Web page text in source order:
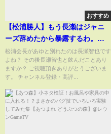
おすすめ
【松浦勝人】もう長瀬はジャニ
ーズ辞めたから暴露するわ。あ
ゆと別れた原因は長瀬智也？
【浜崎あゆみ TOKIO ayu avex
会長 松浦会長 切り抜き】
松浦会長があゆと別れたのは長瀬智也です
よね？ その後長瀬智也と飲んだことあり
ますか？ ご視聴頂きありがとうございま
す。 チャンネル登録・高評...